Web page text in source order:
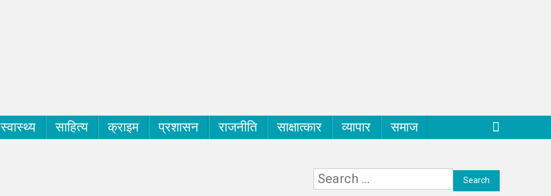
स्वास्थ्य साहित्य क्राइम प्रशासन राजनीति साक्षात्कार व्यापार समाज
Search